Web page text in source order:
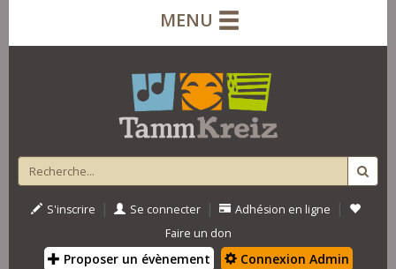
MENU
S'inscrire | Se connecter | Adhésion en ligne |
Faire un don
Proposer un évènement Connexion Admin